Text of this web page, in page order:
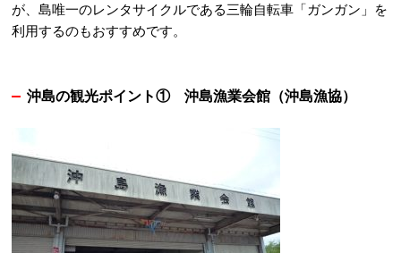
が、島唯一のレンタサイクルである三輪自転車「ガンガン」を
利用するのもおすすめです。
沖島の観光ポイント① 沖島漁業会館（沖島漁協）